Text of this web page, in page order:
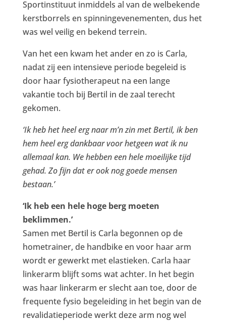
Sportinstituut inmiddels al van de welbekende
kerstborrels en spinningevenementen, dus het
was wel veilig en bekend terrein.
Van het een kwam het ander en zo is Carla,
nadat zij een intensieve periode begeleid is
door haar fysiotherapeut na een lange
vakantie toch bij Bertil in de zaal terecht
gekomen.
‘Ik heb het heel erg naar m’n zin met Bertil, ik ben
hem heel erg dankbaar voor hetgeen wat ik nu
allemaal kan. We hebben een hele moeilijke tijd
gehad. Zo fijn dat er ook nog goede mensen
bestaan.’
‘Ik heb een hele hoge berg moeten
beklimmen.’
Samen met Bertil is Carla begonnen op de
hometrainer, de handbike en voor haar arm
wordt er gewerkt met elastieken. Carla haar
linkerarm blijft soms wat achter. In het begin
was haar linkerarm er slecht aan toe, door de
frequente fysio begeleiding in het begin van de
revalidatieperiode werkt deze arm nog wel